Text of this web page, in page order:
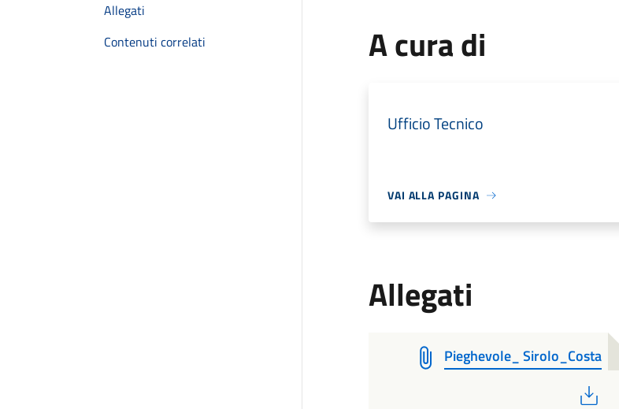
Allegati
Contenuti correlati
A cura di
Ufficio Tecnico
VAI ALLA PAGINA
Allegati
Pieghevole_ Sirolo_Costa